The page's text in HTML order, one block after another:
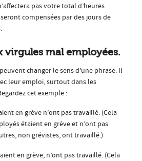
pas votre total d’heures
compensées par des jours de
virgules mal employées.
changer le sens d’une phrase. Il
leur emploi, surtout dans les
cet exemple :
en grève n’ont pas travaillé. (Cela
étaient en grève et n’ont pas
non grévistes, ont travaillé.)
en grève, n’ont pas travaillé. (Cela